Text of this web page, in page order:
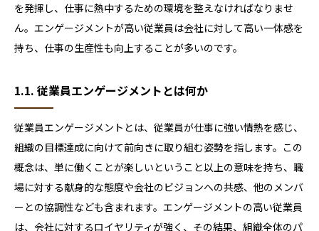
を発揮し、仕事に熱中するための環境を整えなければなりませ
ん。エンゲージメントが高い従業員は会社に対して高い一体感を
持ち、仕事の生産性も向上することが多いのです。
1.1. 従業員エンゲージメントとは何か
従業員エンゲージメントとは、従業員が仕事に強い情熱を感じ、
組織の目標達成に向けて前向きに取り組む姿勢を指します。この
概念は、単に働くことが楽しいということ以上の意味を持ち、職
場に対する献身的な態度や会社のビジョンへの共感、他のメンバ
ーとの協調性なども含まれます。エンゲージメントの高い従業員
は、会社に対するロイヤリティが強く、その結果、組織全体のパ